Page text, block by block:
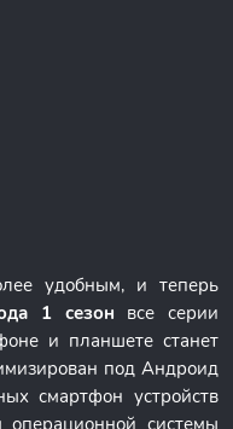
удобным, и теперь
1 сезон все серии
и планшете станет
под Андроид
смартфон устройств
системы